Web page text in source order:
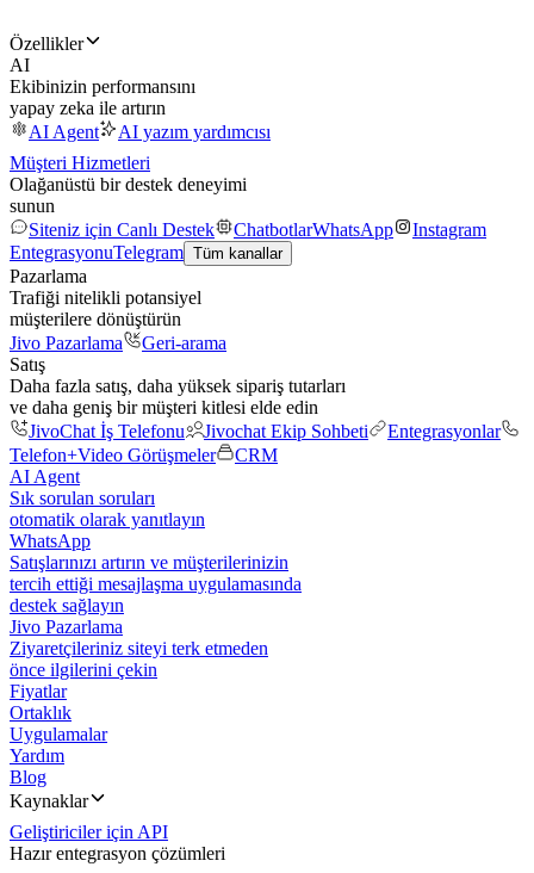
Özellikler
AI
Ekibinizin performansını
yapay zeka ile artırın
AI Agent
AI yazım yardımcısı
Müşteri Hizmetleri
Olağanüstü bir destek deneyimi
sunun
Siteniz için Canlı Destek
ChatbotlarWhatsApp
Instagram
EntegrasyonuTelegram Tüm kanallar
Pazarlama
Trafiği nitelikli potansiyel
müşterilere dönüştürün
Jivo Pazarlama
Geri-arama
Satış
Daha fazla satış, daha yüksek sipariş tutarları
ve daha geniş bir müşteri kitlesi elde edin
JivoChat İş Telefonu
Jivochat Ekip Sohbeti
Entegrasyonlar
Telefon+Video Görüşmeler
CRM
AI Agent
Sık sorulan soruları
otomatik olarak yanıtlayın
WhatsApp
Satışlarınızı artırın ve müşterilerinizin
tercih ettiği mesajlaşma uygulamasında
destek sağlayın
Jivo Pazarlama
Ziyaretçileriniz siteyi terk etmeden
önce ilgilerini çekin
Fiyatlar
Ortaklık
Uygulamalar
Yardım
Blog
Kaynaklar
Geliştiriciler için API
Hazır entegrasyon çözümleri